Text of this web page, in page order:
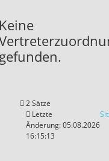
Keine
gefunden.
2 Sätze
Letzte
Änderung: 05.08.2026
16:15:13